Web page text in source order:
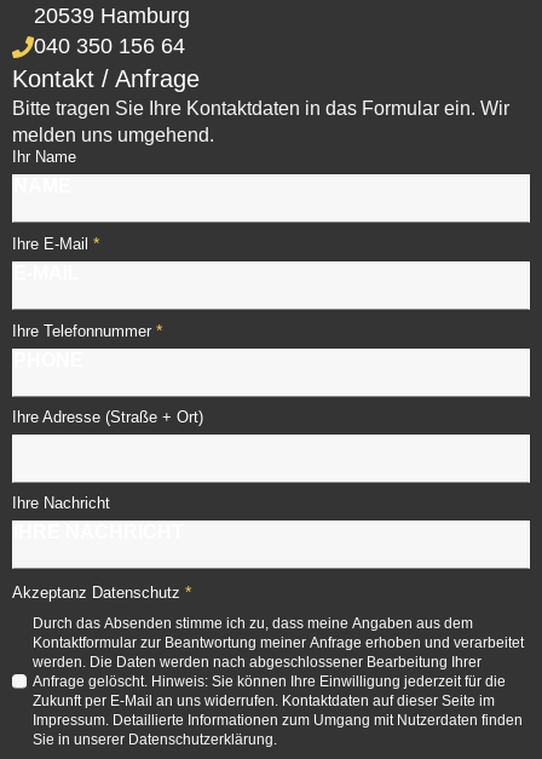
20539 Hamburg
040 350 156 64
Kontakt / Anfrage
Bitte tragen Sie Ihre Kontaktdaten in das Formular ein. Wir
melden uns umgehend.
Ihr Name
Ihre E-Mail *
Ihre Telefonnummer *
Ihre Adresse (Straße + Ort)
Ihre Nachricht
Akzeptanz Datenschutz *
Durch das Absenden stimme ich zu, dass meine Angaben aus dem
Kontaktformular zur Beantwortung meiner Anfrage erhoben und verarbeitet
werden. Die Daten werden nach abgeschlossener Bearbeitung Ihrer
Anfrage gelöscht. Hinweis: Sie können Ihre Einwilligung jederzeit für die
Zukunft per E-Mail an uns widerrufen. Kontaktdaten auf dieser Seite im
Impressum. Detaillierte Informationen zum Umgang mit Nutzerdaten finden
Sie in unserer Datenschutzerklärung.